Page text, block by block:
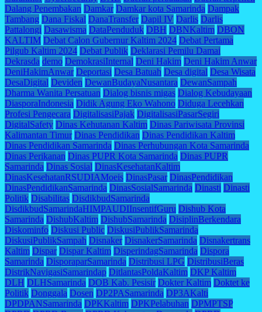
Dalang Penembakan Damkar Damkar kota Samarinda Dampak
Tambang Dana Fiskal DanaTransfer Dapil IV Darlis Darlis
Pattalongi Dasawisma DataPenduduk DBH DBNKaltim DBON
KALTIM Debat Calon Gubernur Kaltim 2024 Debat Pertama
Pilgub Kaltim 2024 Debat Publik Deklarasi Pemilu Damai
Dekrasda demo DemokrasiInternal Deni Hakim Deni Hakim Anwar
DeniHakimAnwar Deportasi Desa Batuah Desa digital Desa Wisata
DesaDigital Deviden DewanBudayaNusantara DewanSampah
Dharma Wanita Persatuan Dialog bisnis migas Dialog Kebudayaan
DiasporaIndonesia Didik Agung Eko Wahono Diduga Lecehkan
Profesi Pengecara DigitalisasiPajak DigitalisasiPasarSegiri
DigitalSafety Dinas Kehutanan Kaltim Dinas Pariwisata Provinsi
Kalimantan Timur Dinas Pendidikan Dinas Pendidikan Kaltim
Dinas Pendidikan Samarinda Dinas Perhubungan Kota Samarinda
Dinas Perikanan Dinas PUPR Kota Samarinda Dinas PUPR
Samarinda Dinas Sosial DinasKesehatanKaltim
DinasKesehatanRSUDIAMoeis DinasPasar DinasPendidikan
DinasPendidikanSamarinda DinasSosialSamarinda Dinasti Dinasti
Politik Disabilitas DisdikbudSamarinda
DisdikbudSamarindaHIMPAUDIInsentifGuru Dishub Kota
Samarinda DishubKaltim DishubSamarinda DisiplinBerkendara
Diskominfo Diskusi Public DiskusiPublikSamarinda
DiskusiPublikSampah Disnaker DisnakerSamarinda Disnakertrans
Kaltim Dispar Dispar Kaltim DisperindagSamarinda Dispora
Samarinda DisporaparSamarinda Distribusi LPG DistribusiBeras
DistrikNavigasiSamarindap DitlantasPoldaKaltim DKP Kaltim
DLH DLHSamarinda DOB Kab. Pesisir Dokter Kaltim Doktet ke
Politik Donggala Dosen DP2PASamarinda DP3AKalti
DPDPANSamarinda DPKKaltim DPKPelabuhan DPMPTSP